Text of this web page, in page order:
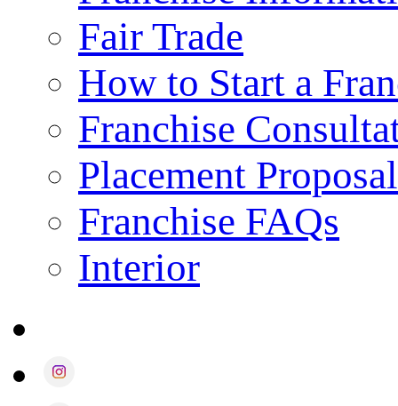
Fair Trade
How to Start a
Franchise
Placement Proposal
Franchise FAQs
Interior